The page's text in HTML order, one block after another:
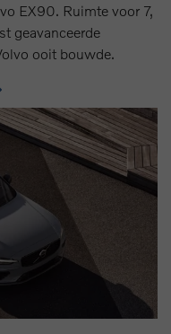
EX90. Ruimte voor 7,
geavanceerde
ooit bouwde.